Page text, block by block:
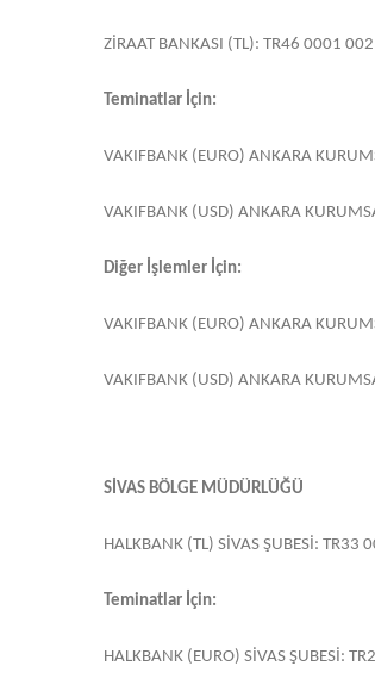
ZİRAAT BANKASI (TL): TR46 0001
Teminatlar İçin:
VAKIFBANK (EURO) ANKARA
VAKIFBANK (USD) ANKARA
Diğer İşlemler İçin:
VAKIFBANK (EURO) ANKARA
VAKIFBANK (USD) ANKARA
SİVAS BÖLGE MÜDÜRLÜĞÜ
HALKBANK (TL) SİVAS ŞUBESİ:
Teminatlar İçin:
HALKBANK (EURO) SİVAS ŞUBESİ: